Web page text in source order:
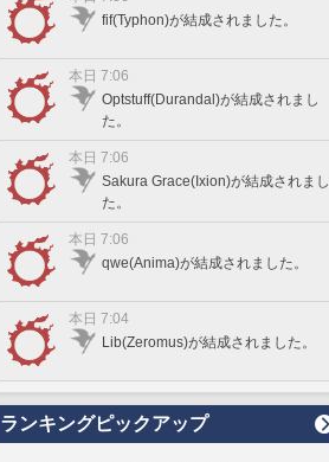
fif(Typhon)が結成されました。
本日 7:06
Optstuff(Durandal)が結成されまし
た。
本日 7:06
Sakura Grace(Ixion)が結成されまし
た。
本日 7:06
qwe(Anima)が結成されました。
本日 7:04
Lib(Zeromus)が結成されました。
ランキングピックアップ